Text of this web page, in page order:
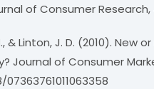
of Consumer Research,
& Linton, J. D. (2010).
Journal of Consumer
07363761011063358